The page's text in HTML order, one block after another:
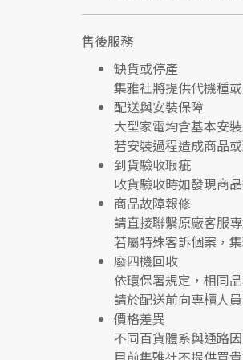
售後服務
缺貨或停產
集雅社將提供代機種
配送與安裝保障
大型家電均含基本安
若安裝過程造成商品
到貨驗收瑕疵
收貨驗收時如發現商品
商品故障報修
請直接聯繫原廠客服
若屬特殊客訴個案，
廢四機回收
依環保署規定，相同
請於配送前向專櫃人
價格差異
不同百貨體系與通路